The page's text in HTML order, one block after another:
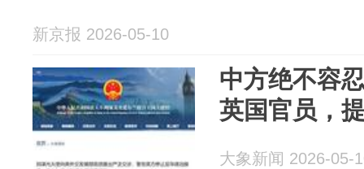
新京报 2026-05-10
中方绝不容
英国官员，
大象新闻 2026-05-